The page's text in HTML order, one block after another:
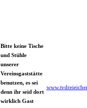
Bitte keine Tische
und Stühle
unserer
Vereinsgaststätte
benutzen, es sei
denn ihr seid dort
wirklich Gast